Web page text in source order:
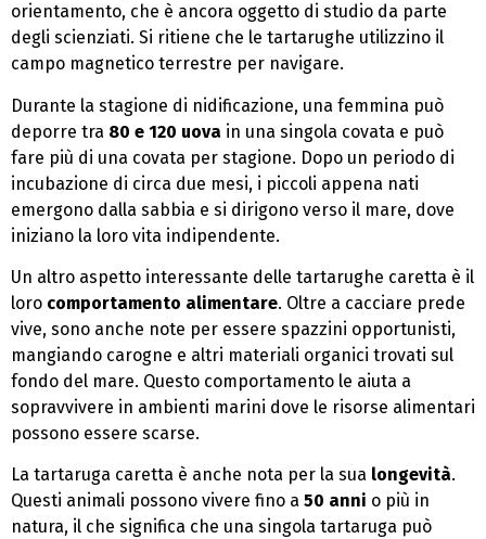
orientamento, che è ancora oggetto di studio da parte
degli scienziati. Si ritiene che le tartarughe utilizzino il
campo magnetico terrestre per navigare.
Durante la stagione di nidificazione, una femmina può
deporre tra 80 e 120 uova in una singola covata e può
fare più di una covata per stagione. Dopo un periodo di
incubazione di circa due mesi, i piccoli appena nati
emergono dalla sabbia e si dirigono verso il mare, dove
iniziano la loro vita indipendente.
Un altro aspetto interessante delle tartarughe caretta è il
loro comportamento alimentare. Oltre a cacciare prede
vive, sono anche note per essere spazzini opportunisti,
mangiando carogne e altri materiali organici trovati sul
fondo del mare. Questo comportamento le aiuta a
sopravvivere in ambienti marini dove le risorse alimentari
possono essere scarse.
La tartaruga caretta è anche nota per la sua longevità.
Questi animali possono vivere fino a 50 anni o più in
natura, il che significa che una singola tartaruga può